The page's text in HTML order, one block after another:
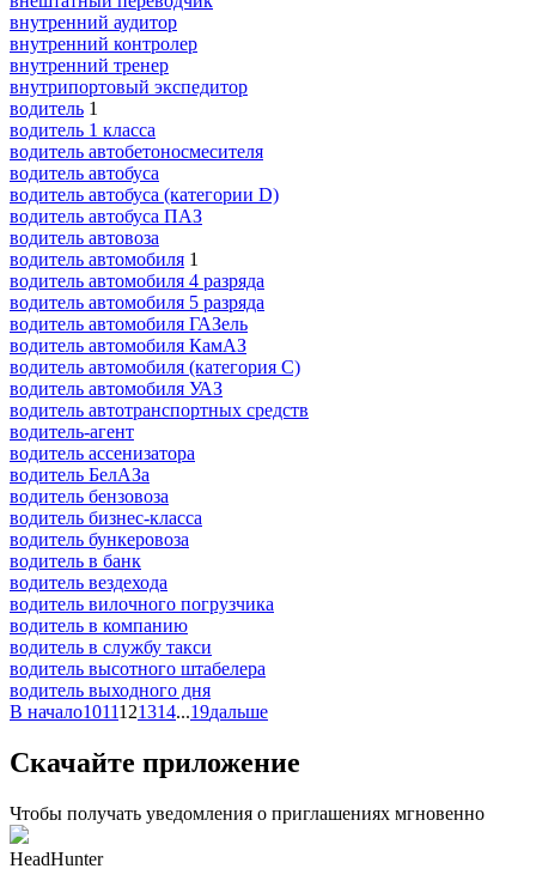
внутренний аудитор
внутренний контролер
внутренний тренер
внутрипортовый экспедитор
водитель 1
водитель 1 класса
водитель автобетоносмесителя
водитель автобуса
водитель автобуса (категории D)
водитель автобуса ПАЗ
водитель автовоза
водитель автомобиля 1
водитель автомобиля 4 разряда
водитель автомобиля 5 разряда
водитель автомобиля ГАЗель
водитель автомобиля КамАЗ
водитель автомобиля (категория C)
водитель автомобиля УАЗ
водитель автотранспортных средств
водитель-агент
водитель ассенизатора
водитель БелАЗа
водитель бензовоза
водитель бизнес-класса
водитель бункеровоза
водитель в банк
водитель вездехода
водитель вилочного погрузчика
водитель в компанию
водитель в службу такси
водитель высотного штабелера
водитель выходного дня
В начало1011121314...19дальше
Скачайте приложение
Чтобы получать уведомления о приглашениях мгновенно
HeadHunter